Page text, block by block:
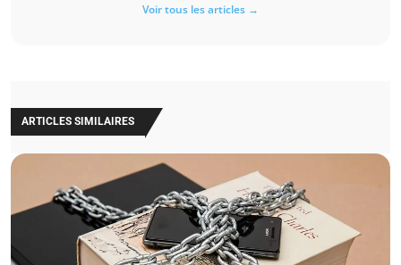
Voir tous les articles →
ARTICLES SIMILAIRES